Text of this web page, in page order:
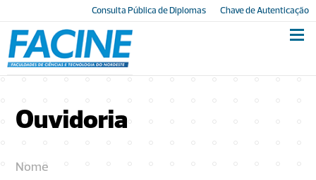
Consulta Pública de Diplomas Chave de Autenticação
Ouvidoria
Nome